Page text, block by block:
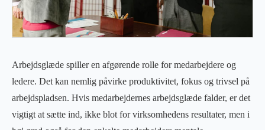
Arbejdsglæde spiller en afgørende rolle for medarbejdere og
ledere. Det kan nemlig påvirke produktivitet, fokus og trivsel på
arbejdspladsen. Hvis medarbejdernes arbejdsglæde falder, er det
vigtigt at sætte ind, ikke blot for virksomhedens resultater, men i